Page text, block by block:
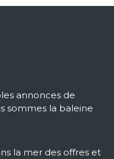
annonces de
sommes la baleine
la mer des offres et